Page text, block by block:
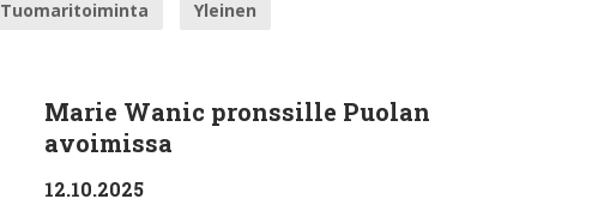
Tuomaritoiminta Yleinen
Marie Wanic pronssille Puolan
avoimissa
12.10.2025